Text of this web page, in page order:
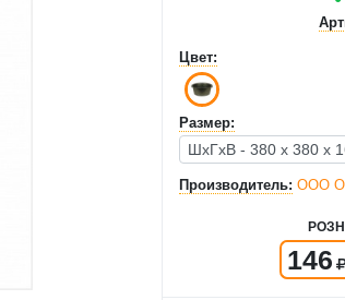
Цвет:
Размер:
Производитель: ООО
146